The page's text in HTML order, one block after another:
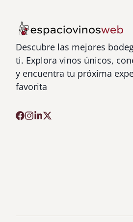
Descubre las mejores
ti. Explora vinos únicos,
y encuentra tu próxima
favorita